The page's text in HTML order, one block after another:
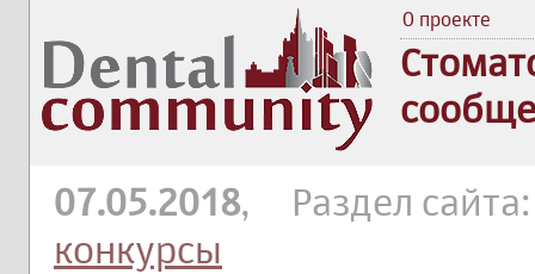
О проекте
07.05.2018, Раздел
конкурсы